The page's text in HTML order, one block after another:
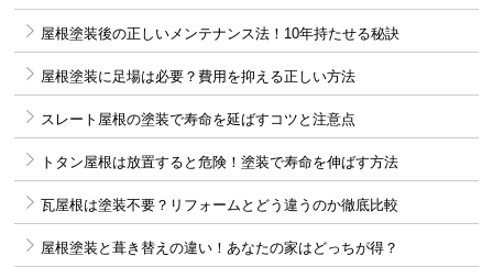
屋根塗装後の正しいメンテナンス法！10年持たせる秘訣
屋根塗装に足場は必要？費用を抑える正しい方法
スレート屋根の塗装で寿命を延ばすコツと注意点
トタン屋根は放置すると危険！塗装で寿命を伸ばす方法
瓦屋根は塗装不要？リフォームとどう違うのか徹底比較
屋根塗装と葺き替えの違い！あなたの家はどっちが得？